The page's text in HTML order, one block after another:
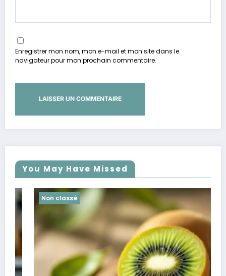
Enregistrer mon nom, mon e-mail et mon site dans le
navigateur pour mon prochain commentaire.
You May Have Missed
Non classé